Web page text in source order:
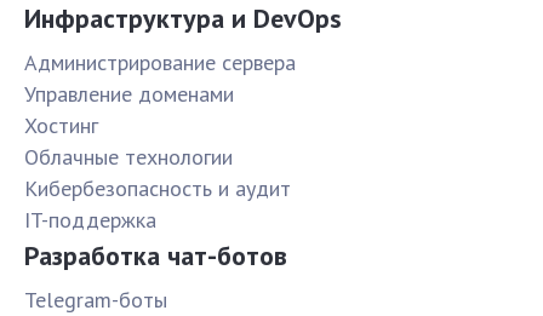
Инфраструктура и DevOps
Администрирование сервера
Управление доменами
Хостинг
Облачные технологии
Кибербезопасность и аудит
IT-поддержка
Разработка чат-ботов
Telegram-боты